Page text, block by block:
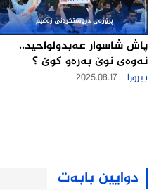
پاش شاسوار عه‌بدولواحید..
نه‌وه‌ی نوێ به‌ره‌و كوێ ؟
بیرورا 2025.08.17
دوایین بابەت